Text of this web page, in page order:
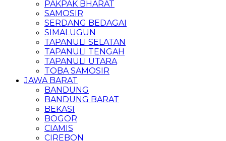
PAKPAK BHARAT
SAMOSIR
SERDANG BEDAGAI
SIMALUGUN
TAPANULI SELATAN
TAPANULI TENGAH
TAPANULI UTARA
TOBA SAMOSIR
JAWA BARAT
BANDUNG
BANDUNG BARAT
BEKASI
BOGOR
CIAMIS
CIREBON